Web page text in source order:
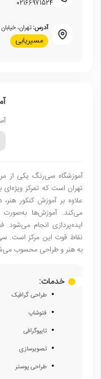
02166971524
آدرس:تهران،
مسیریابی
آموزشگاه سی‌رنگ یکی از
تهران است که تمرکز
علاوه بر آموزش کنکور
می‌کند. آموزش‌ها
ایده‌پردازی انجام می‌شود.
نقاط قوت این مرکز است.
به هنر و طراحی محسوب
خدمات:
طراحی گرافیک
فتوشاپ
تایپوگرافی
تصویرسازی
طراحی پوستر